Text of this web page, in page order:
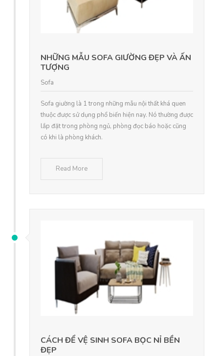
NHỮNG MẪU SOFA GIƯỜNG ĐẸP VÀ ẤN
TƯỢNG
Sofa
Sofa giường là 1 trong những mẫu nội thất khá quen
thuộc được sử dụng phổ biến hiện nay. Nó thường được
lắp đặt trong phòng ngủ, phòng đọc báo hoặc cũng
có khi là phòng khách.
Read More
CÁCH ĐỂ VỆ SINH SOFA BỌC NỈ BỀN
ĐẸP